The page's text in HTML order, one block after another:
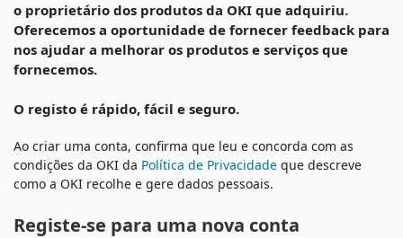
o proprietário dos produtos da OKI que adquiriu.
Oferecemos a oportunidade de fornecer feedback para
nos ajudar a melhorar os produtos e serviços que
fornecemos.
O registo é rápido, fácil e seguro.
Ao criar uma conta, confirma que leu e concorda com as
condições da OKI da Política de Privacidade que descreve
como a OKI recolhe e gere dados pessoais.
Registe-se para uma nova conta